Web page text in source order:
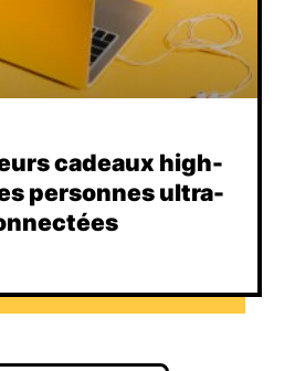
cadeaux high-
personnes ultra-